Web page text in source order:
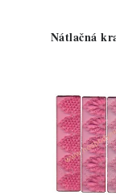
Nátlačná